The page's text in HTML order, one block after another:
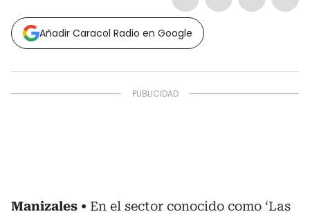
Añadir Caracol Radio en Google
Manizales
En el sector conocido como ‘Las